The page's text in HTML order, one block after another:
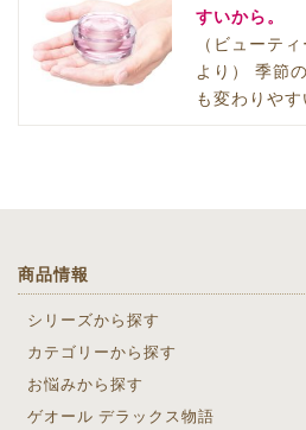
すいから。
（ビューテ
より） 季節
も変わりや
商品情報
シリーズから探す
カテゴリーから探す
お悩みから探す
ゲオール デラックス物語